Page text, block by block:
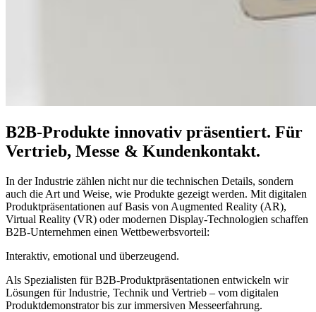
B2B-Produkte innovativ präsentiert. Für
Vertrieb, Messe & Kundenkontakt.
In der Industrie zählen nicht nur die technischen Details, sondern
auch die Art und Weise, wie Produkte gezeigt werden. Mit digitalen
Produktpräsentationen auf Basis von Augmented Reality (AR),
Virtual Reality (VR) odermodernen Display-Technologien schaffen
B2B-Unternehmen einen Wettbewerbsvorteil:
Interaktiv, emotional und überzeugend.
Als Spezialisten fürB2B-Produktpräsentationen entwickeln wir
Lösungen für Industrie, Technik und Vertrieb – vom digitalen
Produktdemonstrator bis zur immersiven Messeerfahrung.